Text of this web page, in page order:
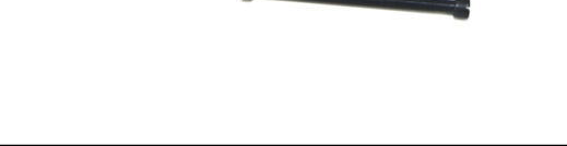
フォード_エクスペディション_サスペンション_パーツ・フォード_エクスカージョン_サ